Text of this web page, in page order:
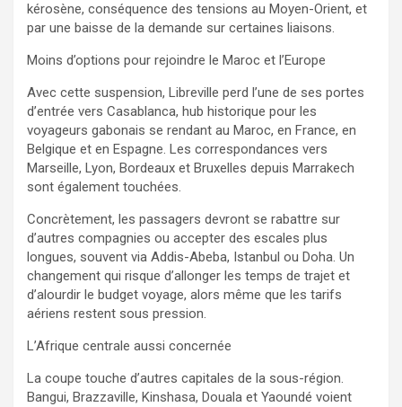
kérosène, conséquence des tensions au Moyen-Orient, et
par une baisse de la demande sur certaines liaisons.
Moins d’options pour rejoindre le Maroc et l’Europe
Avec cette suspension, Libreville perd l’une de ses portes
d’entrée vers Casablanca, hub historique pour les
voyageurs gabonais se rendant au Maroc, en France, en
Belgique et en Espagne. Les correspondances vers
Marseille, Lyon, Bordeaux et Bruxelles depuis Marrakech
sont également touchées.
Concrètement, les passagers devront se rabattre sur
d’autres compagnies ou accepter des escales plus
longues, souvent via Addis-Abeba, Istanbul ou Doha. Un
changement qui risque d’allonger les temps de trajet et
d’alourdir le budget voyage, alors même que les tarifs
aériens restent sous pression.
L’Afrique centrale aussi concernée
La coupe touche d’autres capitales de la sous-région.
Bangui, Brazzaville, Kinshasa, Douala et Yaoundé voient